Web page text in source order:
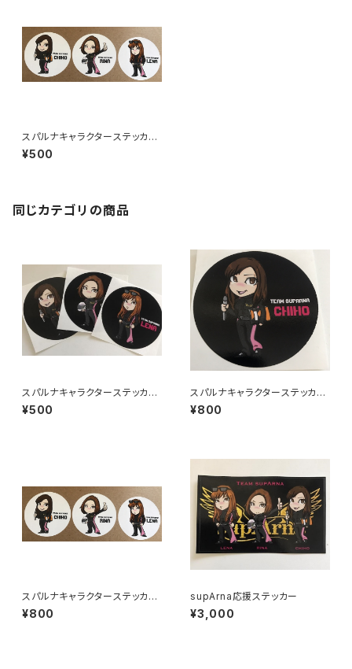
スパルナキャラクターステッカー
小(白)
¥500
同じカテゴリの商品
スパルナキャラクターステッカー
小(黒)
¥500
スパルナキャラクターステッカー
大(黒)
¥800
スパルナキャラクターステッカー
大(白)
¥800
supArna応援ステッカー
¥3,000